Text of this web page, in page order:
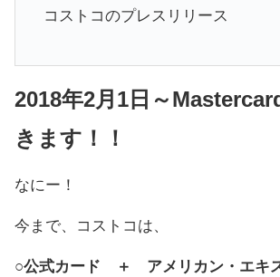
コストコのプレスリリース
2018年2月1日～
きます！！
なにー！
今まで、コストコは、
○公式カード ＋ アメリカン・エキ